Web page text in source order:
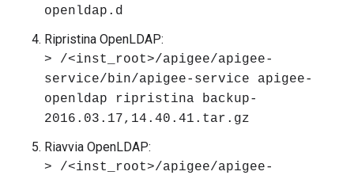
openldap.d
Ripristina OpenLDAP:
> /<inst_root>/apigee/apigee-
service/bin/apigee-service apigee-
openldap ripristina backup-
2016.03.17,14.40.41.tar.gz
Riavvia OpenLDAP:
> /<inst_root>/apigee/apigee-